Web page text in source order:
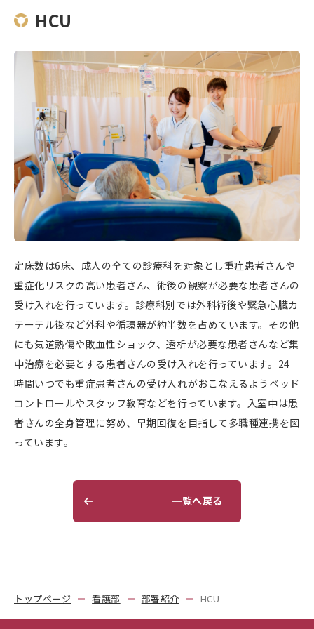
HCU
定床数は6床、成人の全ての診療科を対象とし重症患者さんや
重症化リスクの高い患者さん、術後の観察が必要な患者さんの
受け入れを行っています。診療科別では外科術後や緊急心臓カ
テーテル後など外科や循環器が約半数を占めています。その他
にも気道熱傷や敗血性ショック、透析が必要な患者さんなど集
中治療を必要とする患者さんの受け入れを行っています。24
時間いつでも重症患者さんの受け入れがおこなえるようベッド
コントロールやスタッフ教育などを行っています。入室中は患
者さんの全身管理に努め、早期回復を目指して多職種連携を図
っています。
一覧へ戻る
トップページ 看護部 部署紹介 HCU